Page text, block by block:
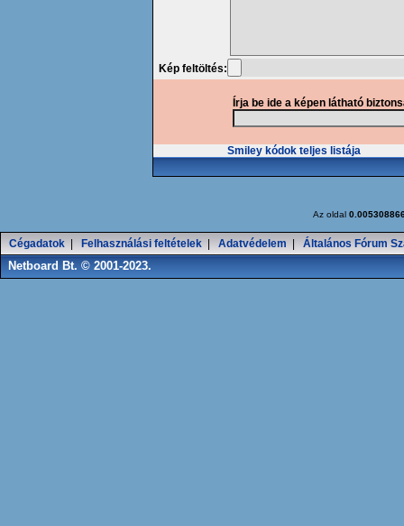
Kép feltöltés:
Írja be ide a képen látható
Smiley kódok teljes listája
Az oldal
Cégadatok Felhasználási feltételek Adatvédelem Általános Fórum
Netboard Bt. © 2001-2023.